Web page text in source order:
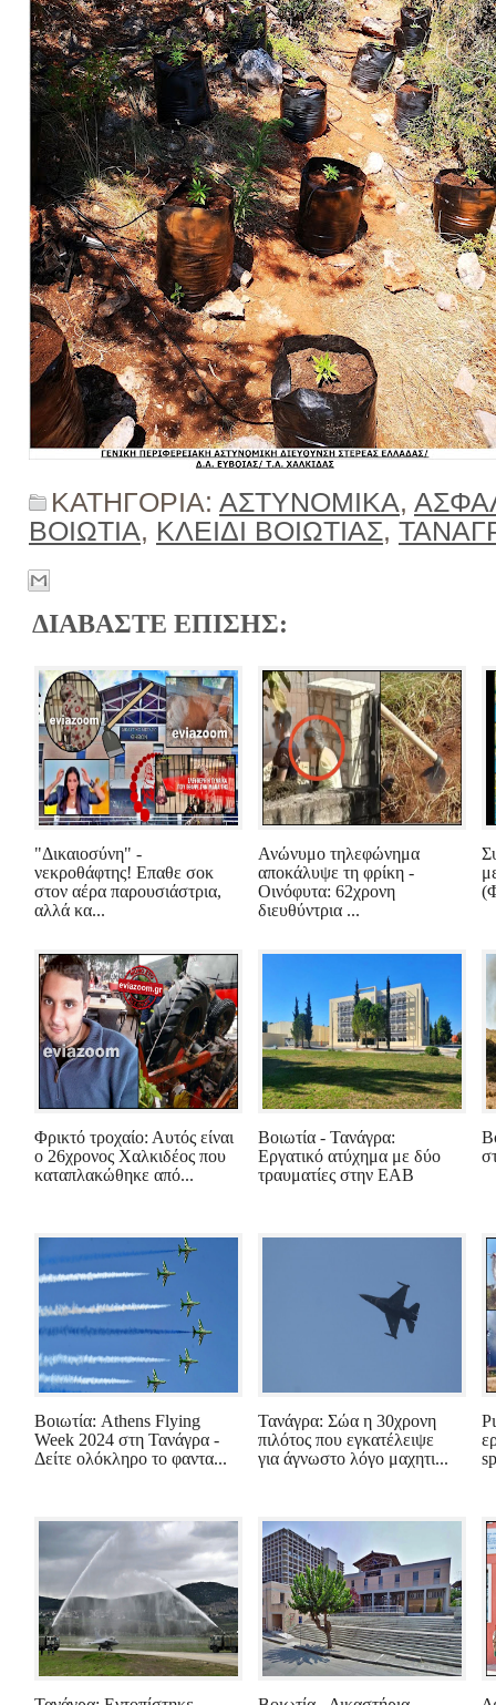
ΚΑΤΗΓΟΡΙΑ: ΑΣΤΥΝΟΜΙΚΑ,
ΒΟΙΩΤΙΑ, ΚΛΕΙΔΙ ΒΟΙΩΤΙΑΣ,
ΔΙΑΒΑΣΤΕ ΕΠΙΣΗΣ:
"Δικαιοσύνη" -
νεκροθάφτης! Επαθε σοκ
στον αέρα παρουσιάστρια,
αλλά κα...
Ανώνυμο τηλεφώνημα
αποκάλυψε τη φρίκη -
Οινόφυτα: 62χρονη
διευθύντρια ...
Φρικτό τροχαίο: Αυτός είναι
ο 26χρονος Χαλκιδέος που
καταπλακώθηκε από...
Βοιωτία - Τανάγρα:
Εργατικό ατύχημα με δύο
τραυματίες στην ΕΑΒ
Βοιωτία: Athens Flying
Week 2024 στη Τανάγρα -
Δείτε ολόκληρο το φαντα...
Τανάγρα: Σώα η 30χρονη
πιλότος που εγκατέλειψε
για άγνωστο λόγο μαχητι...